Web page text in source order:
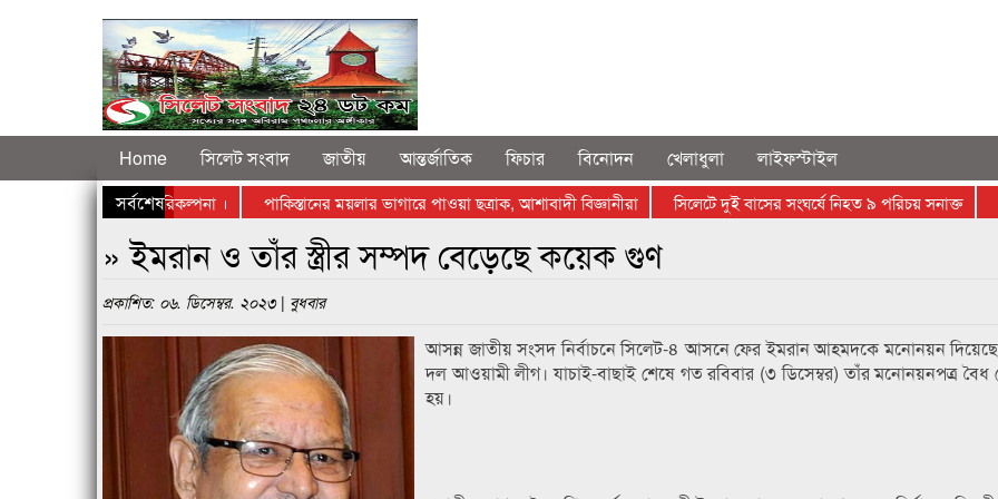
Home সিলেট সংবাদ জাতীয় আন্তর্জাতিক ফিচার বিনোদন খেলাধুলা
লাইফস্টাইল
সর্বশেষ
সিলেটে স্থাপনের পরিকল্পনা । পাকিস্তানের ময়লার ভাগারে পাওয়া ছত্রাক, আশাবাদী বিজ্ঞানীরা সিলেটে দুই বাসের সংঘর্ষে নিহত ৯ পরিচয় সনাক্ত
দ্ধে রাস্তায় নামলেন ব্যবসায়ীরা» ইমরান ও তাঁর স্ত্রীর সম্পদ বেড়েছে কয়েক গুণ
প্রকাশিত: ০৬. ডিসেম্বর. ২০২৩ | বুধবার
আসন্ন জাতীয় সংসদ নির্বাচনে সিলেট-৪ আসনে ফের ইমরান আহমদকে মনোনয়ন দিয়েছে
দল আওয়ামী লীগ। যাচাই-বাছাই শেষে গত রবিবার (৩ ডিসেম্বর) তাঁর মনোনয়নপত্র বৈধ
হয়।